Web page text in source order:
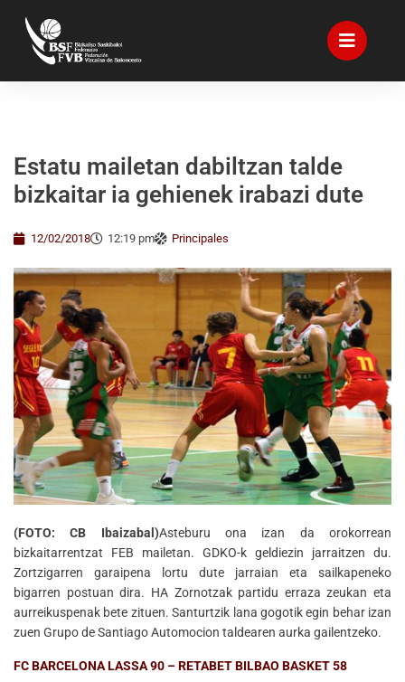
Estatu mailetan dabiltzan talde
bizkaitar ia gehienek irabazi dute
12/02/2018 12:19 pm Principales
(FOTO: CB Ibaizabal)Asteburu ona izan da orokorrean
bizkaitarrentzat FEB mailetan. GDKO-k geldiezin jarraitzen du.
Zortzigarren garaipena lortu dute jarraian eta sailkapeneko
bigarren postuan dira. HA Zornotzak partidu erraza zeukan eta
aurreikuspenak bete zituen. Santurtzik lana gogotik egin behar izan
zuen Grupo de Santiago Automocion taldearen aurka gailentzeko.
FC BARCELONA LASSA 90 – RETABET BILBAO BASKET 58